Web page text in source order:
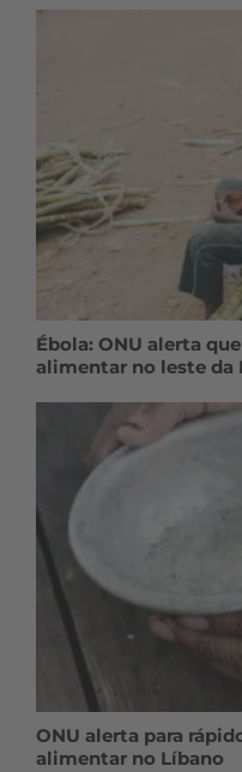
Ébola: ONU alerta
alimentar no leste da
ONU alerta para
alimentar no Líbano